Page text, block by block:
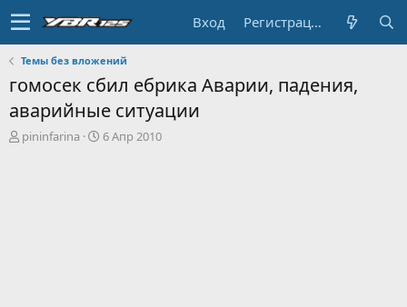
Вход Регистрация
Темы без вложений
гомосек сбил ебрика Аварии, падения,
аварийные ситуации
А
pininfarina
Д
6 Апр 2010